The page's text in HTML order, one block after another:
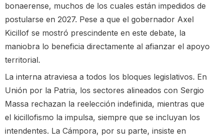
bonaerense, muchos de los cuales están impedidos de
postularse en 2027. Pese a que el gobernador Axel
Kicillof se mostró prescindente en este debate, la
maniobra lo beneficia directamente al afianzar el apoyo
territorial.
La interna atraviesa a todos los bloques legislativos. En
Unión por la Patria, los sectores alineados con Sergio
Massa rechazan la reelección indefinida, mientras que
el kicillofismo la impulsa, siempre que se incluyan los
intendentes. La Cámpora, por su parte, insiste en